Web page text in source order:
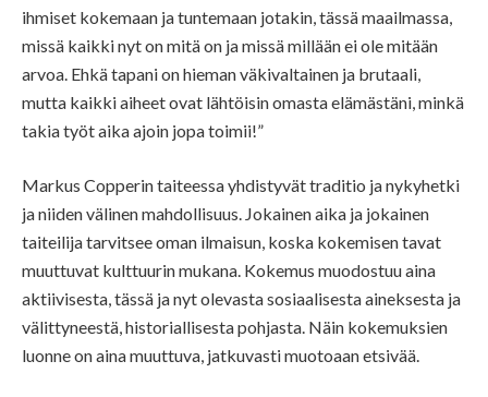
ihmiset kokemaan ja tuntemaan jotakin, tässä maailmassa,
missä kaikki nyt on mitä on ja missä millään ei ole mitään
arvoa. Ehkä tapani on hieman väkivaltainen ja brutaali,
mutta kaikki aiheet ovat lähtöisin omasta elämästäni, minkä
takia työt aika ajoin jopa toimii!”
Markus Copperin taiteessa yhdistyvät traditio ja nykyhetki
ja niiden välinen mahdollisuus. Jokainen aika ja jokainen
taiteilija tarvitsee oman ilmaisun, koska kokemisen tavat
muuttuvat kulttuurin mukana. Kokemus muodostuu aina
aktiivisesta, tässä ja nyt olevasta sosiaalisesta aineksesta ja
välittyneestä, historiallisesta pohjasta. Näin kokemuksien
luonne on aina muuttuva, jatkuvasti muotoaan etsivää.